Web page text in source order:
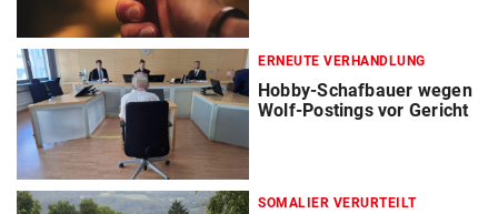
ERNEUTE VERHANDLUNG
Hobby-Schafbauer wegen
Wolf-Postings vor Gericht
SOMALIER VERURTEILT